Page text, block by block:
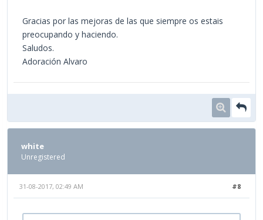
Gracias por las mejoras de las que siempre os estais
preocupando y haciendo.
Saludos.
Adoración Alvaro
white
Unregistered
#8
31-08-2017, 02:49 AM